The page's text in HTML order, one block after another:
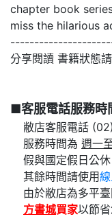
chapter book
miss the hilarious
分享閱讀 書籍狀態
■客服電話服務時
敝店客服電話
服務時間為 週一
假與國定假日公休
其餘時間請使用
由於敝店為多平臺
方書城買家以節